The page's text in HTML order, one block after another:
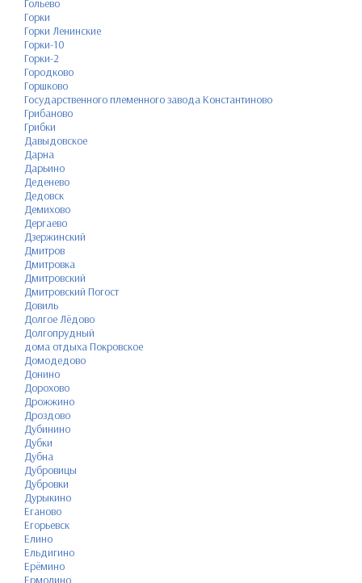
Гольёво
Горки
Горки Ленинские
Горки-10
Горки-2
Городково
Горшково
Государственного племенного завода Константиново
Грибаново
Грибки
Давыдовское
Дарна
Дарьино
Деденево
Дедовск
Демихово
Дергаево
Дзержинский
Дмитров
Дмитровка
Дмитровский
Дмитровский Погост
Довиль
Долгое Лёдово
Долгопрудный
дома отдыха Покровское
Домодедово
Донино
Дорохово
Дрожжино
Дроздово
Дубинино
Дубки
Дубна
Дубровицы
Дубровки
Дурыкино
Еганово
Егорьевск
Елино
Ельдигино
Ерёмино
Ермолино